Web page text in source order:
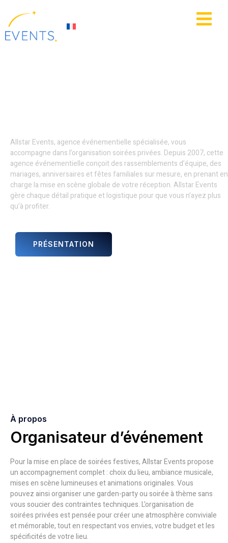
principal
Allstar Events, agence événementielle spécialisée, vous
accompagne dans l’organisation soirées privées. Depuis 2007, cette
agence événementielle conçoit des rassemblements d’équipe, des
mariages, anniversaires et fêtes familiales sur mesure, en prenant en
charge la mise en scène globale de votre réception. Allstar Events
gère chaque détail pratique et logistique pour que vous n’ayez plus
qu’à profiter.
PRÉSENTATION
À propos
Organisateur d’événement
Pour la mise en place de soirées festives, Allstar Events propose
un accompagnement complet : choix du lieu, ambiance musicale,
mises en scène lumineuses et animations originales. Vous
pouvez ainsi organiser une garden-party ou soirée à thème sans
vous soucier des contraintes techniques. L'organisation de
soirées privées est pensée pour créer une atmosphère conviviale
et mémorable, tout en respectant vos envies, votre budget et les
spécificités de votre lieu.